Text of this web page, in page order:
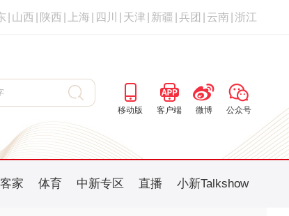
山西 陕西 上海 四川 天津 新疆 兵团 云南 浙江
移动版 客户端 微博 公众号
客家 体育 中新专区 直播 小新Talkshow